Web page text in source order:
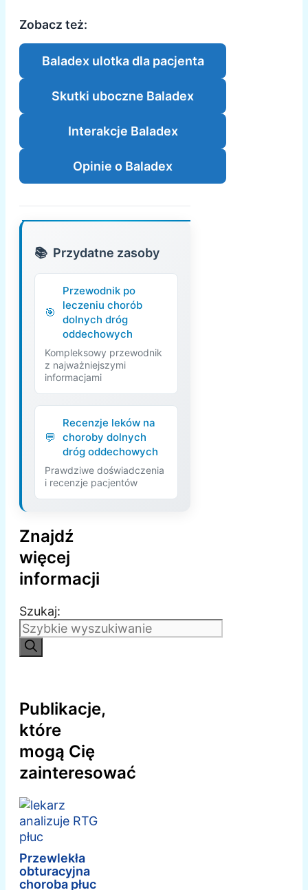
Zobacz też:
Baladex ulotka dla pacjenta
Skutki uboczne Baladex
Interakcje Baladex
Opinie o Baladex
Przydatne zasoby
Przewodnik po
leczeniu chorób
dolnych dróg
oddechowych
Kompleksowy przewodnik
z najważniejszymi
informacjami
Recenzje leków na
choroby dolnych
dróg oddechowych
Prawdziwe doświadczenia
i recenzje pacjentów
Znajdź
więcej
informacji
Szukaj:
Publikacje,
które
mogą Cię
zainteresować
Przewlekła
obturacyjna
choroba płuc